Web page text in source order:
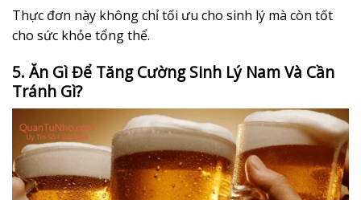
Thực đơn này không chỉ tối ưu cho sinh lý mà còn tốt
cho sức khỏe tổng thể.
5. Ăn Gì Để Tăng Cường Sinh Lý Nam Và Cần
Tránh Gì?